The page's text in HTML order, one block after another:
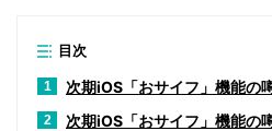
目次
1 次期iOS「おサイフ」機能の
2 次期iOS「おサイフ」機能の